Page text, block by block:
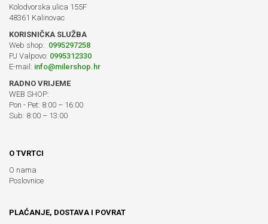
Kolodvorska ulica 155F
48361 Kalinovac
KORISNIČKA SLUŽBA
Web shop: 0995297258
PJ Valpovo: 0995312330
E-mail: info@milershop.hr
RADNO VRIJEME
WEB SHOP:
Pon - Pet: 8:00 – 16:00
Sub: 8:00 – 13:00
O TVRTCI
O nama
Poslovnice
PLAĆANJE, DOSTAVA I POVRAT